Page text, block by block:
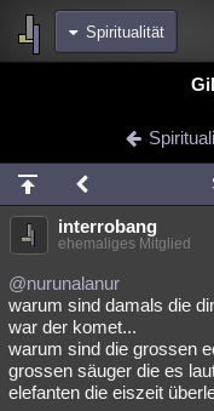
Spiritualität
Chat Wiki
meine Rubriken
Menschen
Spiritualität
Natur Umfragen
weitere Rubriken
Philosophie Träume
interrobang
ehemaliges Mitglied
@nurunalanur
warum sind damals die
war der komet...
warum sind die grossen
grossen säuger die es
elefanten die eiszeit